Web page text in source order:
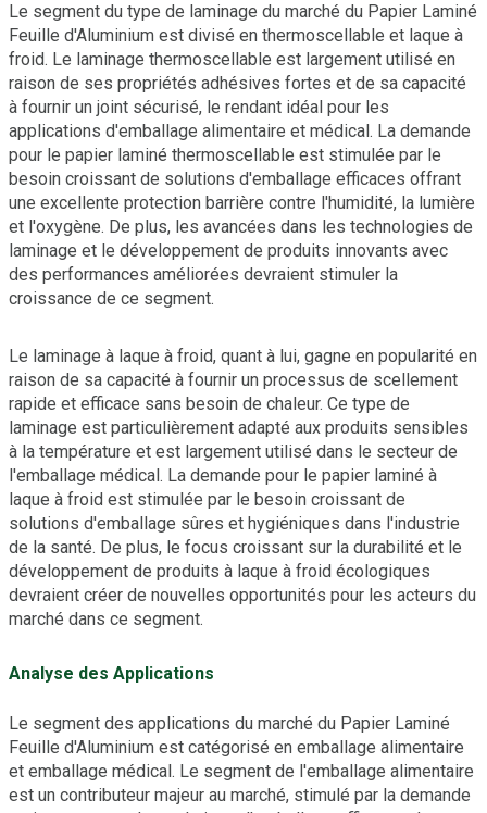
Le segment du type de laminage du marché du Papier Laminé
Feuille d'Aluminium est divisé en thermoscellable et laque à
froid. Le laminage thermoscellable est largement utilisé en
raison de ses propriétés adhésives fortes et de sa capacité
à fournir un joint sécurisé, le rendant idéal pour les
applications d'emballage alimentaire et médical. La demande
pour le papier laminé thermoscellable est stimulée par le
besoin croissant de solutions d'emballage efficaces offrant
une excellente protection barrière contre l'humidité, la lumière
et l'oxygène. De plus, les avancées dans les technologies de
laminage et le développement de produits innovants avec
des performances améliorées devraient stimuler la
croissance de ce segment.
Le laminage à laque à froid, quant à lui, gagne en popularité en
raison de sa capacité à fournir un processus de scellement
rapide et efficace sans besoin de chaleur. Ce type de
laminage est particulièrement adapté aux produits sensibles
à la température et est largement utilisé dans le secteur de
l'emballage médical. La demande pour le papier laminé à
laque à froid est stimulée par le besoin croissant de
solutions d'emballage sûres et hygiéniques dans l'industrie
de la santé. De plus, le focus croissant sur la durabilité et le
développement de produits à laque à froid écologiques
devraient créer de nouvelles opportunités pour les acteurs du
marché dans ce segment.
Analyse des Applications
Le segment des applications du marché du Papier Laminé
Feuille d'Aluminium est catégorisé en emballage alimentaire
et emballage médical. Le segment de l'emballage alimentaire
est un contributeur majeur au marché, stimulé par la demande